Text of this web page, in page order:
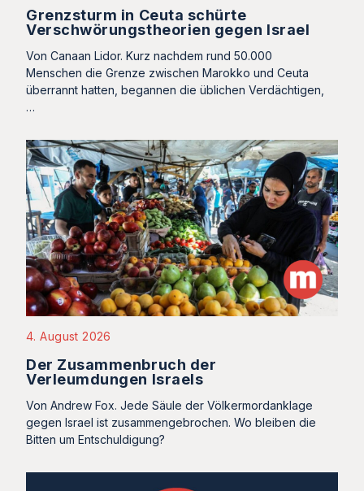
Grenzsturm in Ceuta schürte
Verschwörungstheorien gegen Israel
Von Canaan Lidor. Kurz nachdem rund 50.000
Menschen die Grenze zwischen Marokko und Ceuta
überrannt hatten, begannen die üblichen Verdächtigen,
…
4. August 2026
Der Zusammenbruch der
Verleumdungen Israels
Von Andrew Fox. Jede Säule der Völkermordanklage
gegen Israel ist zusammengebrochen. Wo bleiben die
Bitten um Entschuldigung?